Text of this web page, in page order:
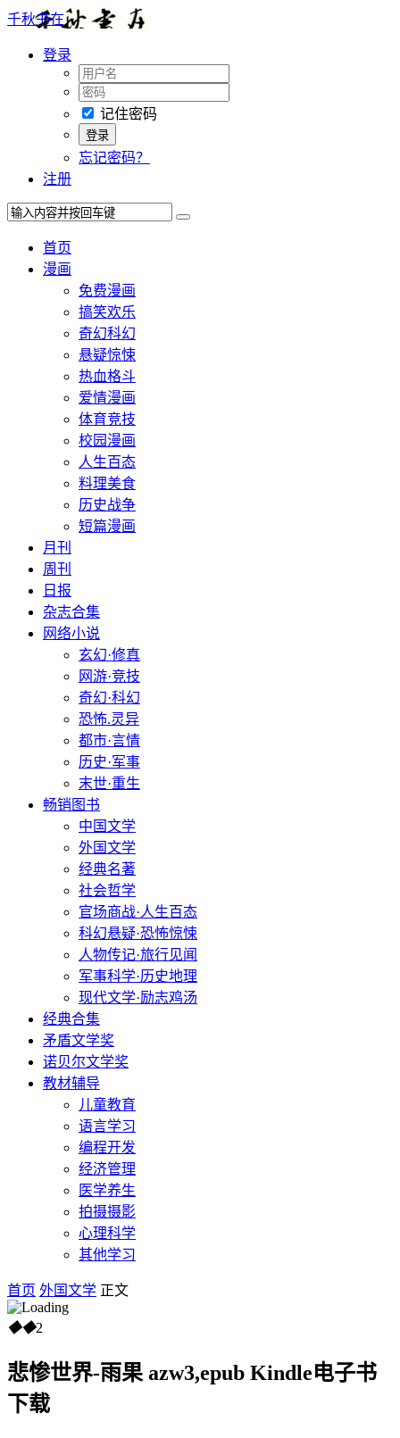
千秋书在
登录
记住密码
忘记密码？
注册
首页
漫画
免费漫画
搞笑欢乐
奇幻科幻
悬疑惊悚
热血格斗
爱情漫画
体育竞技
校园漫画
人生百态
料理美食
历史战争
短篇漫画
月刊
周刊
日报
杂志合集
网络小说
玄幻·修真
网游·竞技
奇幻·科幻
恐怖.灵异
都市·言情
历史·军事
末世·重生
畅销图书
中国文学
外国文学
经典名著
社会哲学
官场商战·人生百态
科幻悬疑·恐怖惊悚
人物传记·旅行见闻
军事科学·历史地理
现代文学·励志鸡汤
经典合集
矛盾文学奖
诺贝尔文学奖
教材辅导
儿童教育
语言学习
编程开发
经济管理
医学养生
拍摄摄影
心理科学
其他学习
首页 外国文学 正文
◆◆2
悲惨世界-雨果 azw3,epub Kindle电子书
下载